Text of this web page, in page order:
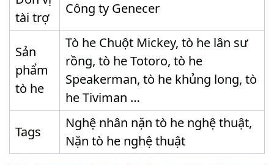
tài trợ
Công ty Genecer
Sản
phẩm
tò he
Tò he Chuột Mickey, tò he lân sư
rồng, tò he Totoro, tò he
Speakerman, tò he khủng long, tò
he Tiviman …
Tags
Nghệ nhân nặn tò he nghệ thuật,
Nặn tò he nghệ thuật